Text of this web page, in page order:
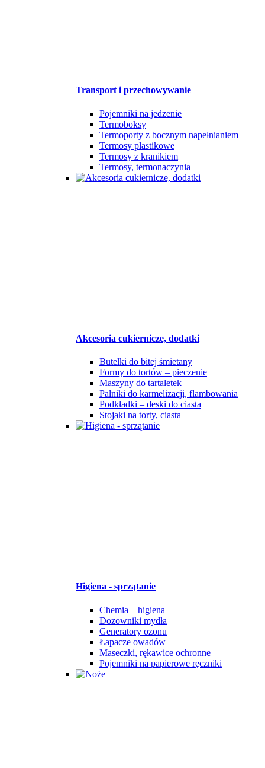
Transport i przechowywanie
Pojemniki na jedzenie
Termoboksy
Termoporty z bocznym napełnianiem
Termosy plastikowe
Termosy z kranikiem
Termosy, termonaczynia
Akcesoria cukiernicze, dodatki
Butelki do bitej śmietany
Formy do tortów – pieczenie
Maszyny do tartaletek
Palniki do karmelizacji, flambowania
Podkładki – deski do ciasta
Stojaki na torty, ciasta
Higiena - sprzątanie
Chemia – higiena
Dozowniki mydła
Generatory ozonu
Łapacze owadów
Maseczki, rękawice ochronne
Pojemniki na papierowe ręczniki